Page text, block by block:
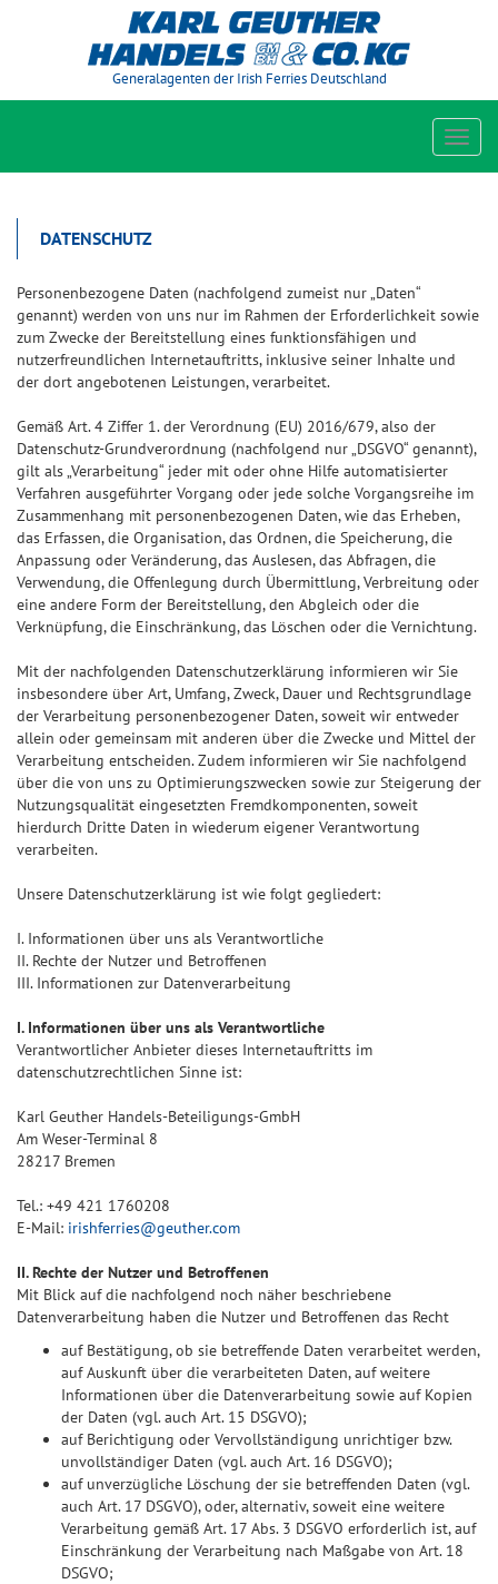
Generalagenten der Irish Ferries Deutschland
DATENSCHUTZ
Personenbezogene Daten (nachfolgend zumeist nur „Daten“
genannt) werden von uns nur im Rahmen der Erforderlichkeit sowie
zum Zwecke der Bereitstellung eines funktionsfähigen und
nutzerfreundlichen Internetauftritts, inklusive seiner Inhalte und
der dort angebotenen Leistungen, verarbeitet.
Gemäß Art. 4 Ziffer 1. der Verordnung (EU) 2016/679, also der
Datenschutz-Grundverordnung (nachfolgend nur „DSGVO“ genannt),
gilt als „Verarbeitung“ jeder mit oder ohne Hilfe automatisierter
Verfahren ausgeführter Vorgang oder jede solche Vorgangsreihe im
Zusammenhang mit personenbezogenen Daten, wie das Erheben,
das Erfassen, die Organisation, das Ordnen, die Speicherung, die
Anpassung oder Veränderung, das Auslesen, das Abfragen, die
Verwendung, die Offenlegung durch Übermittlung, Verbreitung oder
eine andere Form der Bereitstellung, den Abgleich oder die
Verknüpfung, die Einschränkung, das Löschen oder die Vernichtung.
Mit der nachfolgenden Datenschutzerklärung informieren wir Sie
insbesondere über Art, Umfang, Zweck, Dauer und Rechtsgrundlage
der Verarbeitung personenbezogener Daten, soweit wir entweder
allein oder gemeinsam mit anderen über die Zwecke und Mittel der
Verarbeitung entscheiden. Zudem informieren wir Sie nachfolgend
über die von uns zu Optimierungszwecken sowie zur Steigerung der
Nutzungsqualität eingesetzten Fremdkomponenten, soweit
hierdurch Dritte Daten in wiederum eigener Verantwortung
verarbeiten.
Unsere Datenschutzerklärung ist wie folgt gegliedert:
I. Informationen über uns als Verantwortliche
II. Rechte der Nutzer und Betroffenen
III. Informationen zur Datenverarbeitung
I. Informationen über uns als Verantwortliche
Verantwortlicher Anbieter dieses Internetauftritts im
datenschutzrechtlichen Sinne ist:
Karl Geuther Handels-Beteiligungs-GmbH
Am Weser-Terminal 8
28217 Bremen
Tel.: +49 421 1760208
E-Mail: irishferries@geuther.com
II. Rechte der Nutzer und Betroffenen
Mit Blick auf die nachfolgend noch näher beschriebene
Datenverarbeitung haben die Nutzer und Betroffenen das Recht
auf Bestätigung, ob sie betreffende Daten verarbeitet werden,
auf Auskunft über die verarbeiteten Daten, auf weitere
Informationen über die Datenverarbeitung sowie auf Kopien
der Daten (vgl. auch Art. 15 DSGVO);
auf Berichtigung oder Vervollständigung unrichtiger bzw.
unvollständiger Daten (vgl. auch Art. 16 DSGVO);
auf unverzügliche Löschung der sie betreffenden Daten (vgl.
auch Art. 17 DSGVO), oder, alternativ, soweit eine weitere
Verarbeitung gemäß Art. 17 Abs. 3 DSGVO erforderlich ist, auf
Einschränkung der Verarbeitung nach Maßgabe von Art. 18
DSGVO;